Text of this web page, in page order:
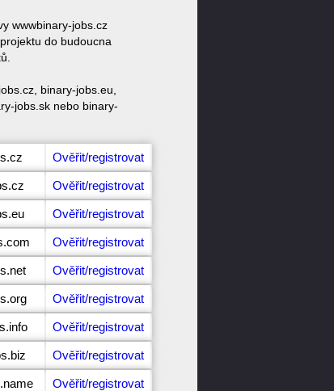
wwwbinary-jobs.cz
do budoucna
binary-jobs.eu,
jobs.sk nebo binary-
Ověřit/registrovat
Ověřit/registrovat
Ověřit/registrovat
Ověřit/registrovat
Ověřit/registrovat
Ověřit/registrovat
Ověřit/registrovat
Ověřit/registrovat
Ověřit/registrovat